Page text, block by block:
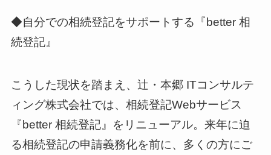
◆自分での相続登記をサポートする『better 相
続登記』
こうした現状を踏まえ、辻・本郷 ITコンサルテ
ィング株式会社では、相続登記Webサービス
『better 相続登記』をリニューアル。来年に迫
る相続登記の申請義務化を前に、多くの方にご